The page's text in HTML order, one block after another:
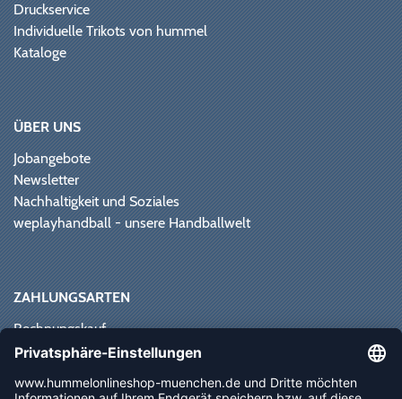
Druckservice
Individuelle Trikots von hummel
Kataloge
ÜBER UNS
Jobangebote
Newsletter
Nachhaltigkeit und Soziales
weplayhandball - unsere Handballwelt
ZAHLUNGSARTEN
Rechnungskauf
Paypal
Vorkasse